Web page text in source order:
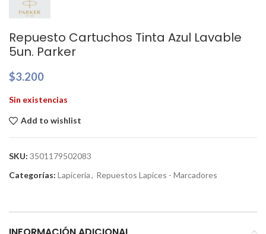
Repuesto Cartuchos Tinta Azul Lavable
5un. Parker
$3.200
Sin existencias
Add to wishlist
SKU: 3501179502083
Categorías: Lapiceria, Repuestos Lapices - Marcadores